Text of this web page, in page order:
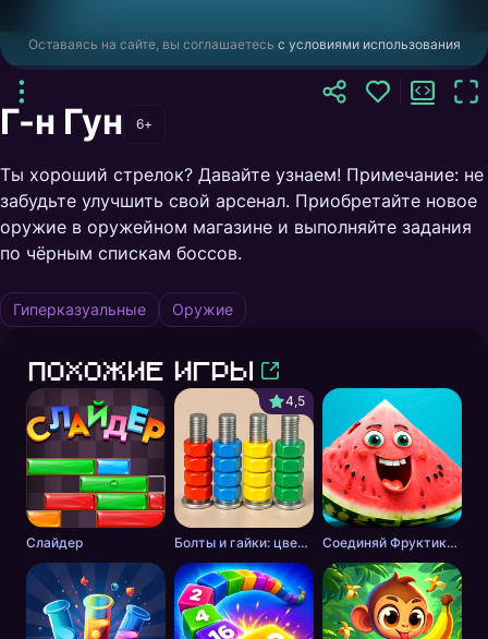
Оставаясь на сайте, вы соглашаетесь с условиями использования
Г-н Гун 6+
Ты хороший стрелок? Давайте узнаем! Примечание: не
забудьте улучшить свой арсенал. Приобретайте новое
оружие в оружейном магазине и выполняйте задания
по чёрным спискам боссов.
Гиперказуальные Оружие
Похожие игры
Слайдер
4,5
Болты и гайки: цветная сортировка Соединяй Фруктики: Арбуз в 2048!